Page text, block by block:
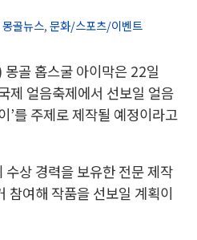
몽골뉴스,문화/스포츠/이벤트
골 홉스굴 아이막은 22일
제 얼음축제에서 선보일 얼음
’를 주제로 제작될 예정이라고
상 경력을 보유한 전문 제작
참여해 작품을 선보일 계획이